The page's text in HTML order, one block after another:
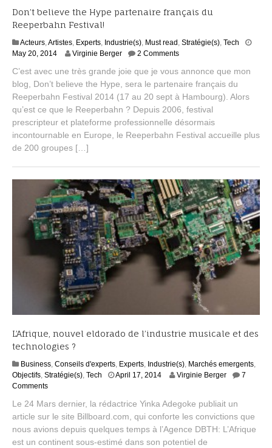
Don’t believe the Hype partenaire français du
Reeperbahn Festival!
Acteurs,Artistes, Experts, Industrie(s), Must read , Stratégie(s), Tech
May 20, 2014A
g
u
s
t
,
2
5
Virginie Berger 2 Comments
C’est avec une très grande joie que je vous annonce que mon
blog, Don’t believe the Hype, sera le partenaire français du
Reeperbahn Festival 2014 (17 au 20 sept à Hambourg). Alors
qu’est ce que le Reeperbahn ? Depuis 2006, festival
prescripteur et plateforme professionnelle désormais
incontournable en Europe, le Reeperbahn Festival accueille plus
de 200 groupes […]
L’Afrique, nouvel eldorado de l’industrie musicale et des
technologies ?
Business, Conseils d'experts, Experts, Industrie(s), Marchés emergents,
Objectifs, Stratégie(s), Tech April 17, 2014S
t
e
m
b
Virginie Berger
7
Comments
Le 24 Mars dernier, la rédactrice Yinka Adegoke publiait un
article sur le site Billboard.com, qui conforte les convictions que
nous avions depuis quelques temps à l’Agence DBTH: L’Afrique
est un continent sous-estimé dans son potentiel de